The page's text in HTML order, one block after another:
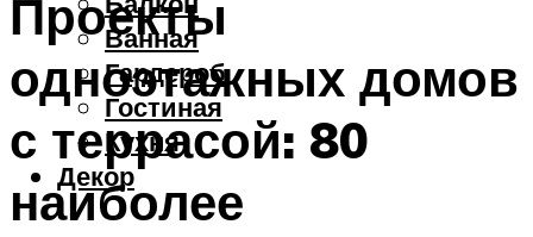
Ванная
Гардероб
Гостиная
Кухня
Декор
Проекты
одноэтажных домов
с террасой: 80
наиболее